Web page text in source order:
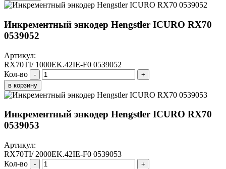
Инкрементный энкодер Hengstler ICURO RX70
0539052
Артикул:
RX70TI/ 1000EK.42IE-F0 0539052
Кол-во
-
+
в корзину
Инкрементный энкодер Hengstler ICURO RX70
0539053
Артикул:
RX70TI/ 2000EK.42IE-F0 0539053
Кол-во
-
+